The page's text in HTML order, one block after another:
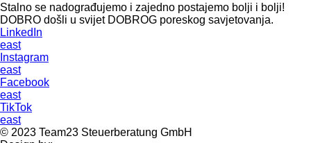
Stalno se nadograđujemo i zajedno postajemo bolji i bolji!
DOBRO došli u svijet DOBROG poreskog savjetovanja.
LinkedIn
east
Instagram
east
Facebook
east
TikTok
east
© 2023 Team23 Steuerberatung GmbH